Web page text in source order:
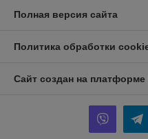
Полная версия сайта
Политика обработки
Сайт создан на платформе